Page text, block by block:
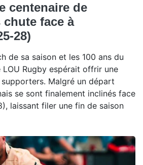
centenaire de
face à
28)
de sa saison et les 100 ans du
LOU Rugby espérait offrir une
Malgré un départ
se sont finalement inclinés face
laissant filer une fin de saison